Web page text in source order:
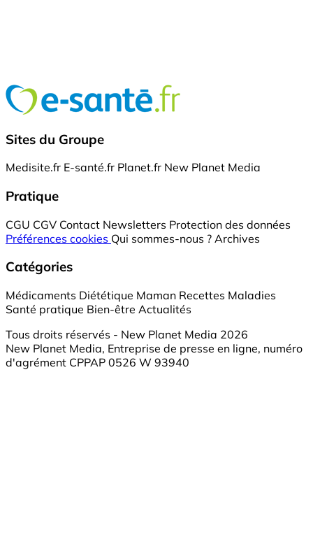
Sites du Groupe
Medisite.fr E-santé.fr Planet.fr New Planet Media
Pratique
CGU CGV Contact Newsletters Protection des données
Préférences cookies Qui sommes-nous ? Archives
Catégories
Médicaments Diététique Maman Recettes Maladies
Santé pratique Bien-être Actualités
Tous droits réservés - New Planet Media 2026
New Planet Media, Entreprise de presse en ligne, numéro
d'agrément CPPAP 0526 W 93940